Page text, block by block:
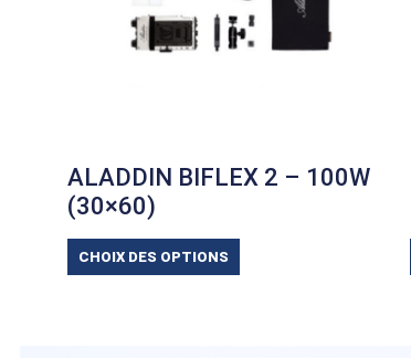
ALADDIN BIFLEX 2 – 100W
(30×60)
CHOIX DES OPTIONS